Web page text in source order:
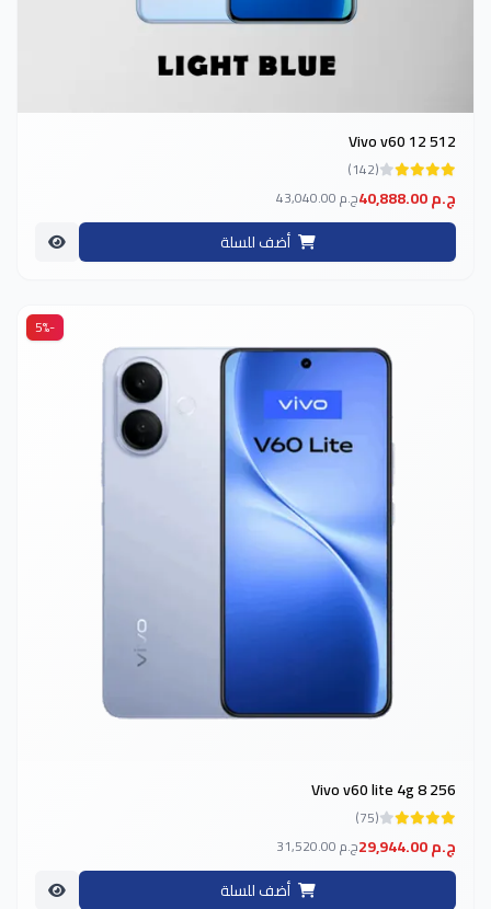
Vivo v60 12 512
(142)
40,888.00 ج.م 43,040.00 ج.م
أضف للسلة
-5%
Vivo v60 lite 4g 8 256
(75)
29,944.00 ج.م 31,520.00 ج.م
أضف للسلة